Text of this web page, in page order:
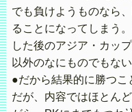
でも負けようものなら
ることになってしまう
した後のアジア・カッ
以外のなにものでもな
●だから結果的に勝つ
だが、内容ではほとん